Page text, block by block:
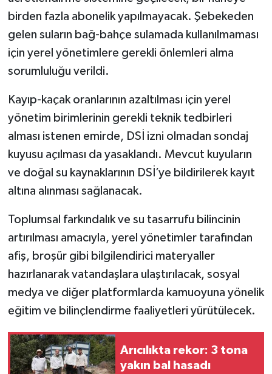
birden fazla abonelik yapılmayacak. Şebekeden
gelen suların bağ-bahçe sulamada kullanılmaması
için yerel yönetimlere gerekli önlemleri alma
sorumluluğu verildi.
Kayıp-kaçak oranlarının azaltılması için yerel
yönetim birimlerinin gerekli teknik tedbirleri
alması istenen emirde, DSİ izni olmadan sondaj
kuyusu açılması da yasaklandı. Mevcut kuyuların
ve doğal su kaynaklarının DSİ’ye bildirilerek kayıt
altına alınması sağlanacak.
Toplumsal farkındalık ve su tasarrufu bilincinin
artırılması amacıyla, yerel yönetimler tarafından
afiş, broşür gibi bilgilendirici materyaller
hazırlanarak vatandaşlara ulaştırılacak, sosyal
medya ve diğer platformlarda kamuoyuna yönelik
eğitim ve bilinçlendirme faaliyetleri yürütülecek.
Arıcılıkta rekor: 3 tona
yakın bal hasadı